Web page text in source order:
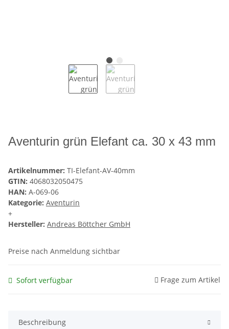
Aventurin grün Elefant ca. 30 x 43 mm
Artikelnummer: TI-Elefant-AV-40mm
GTIN: 4068032050475
HAN: A-069-06
Kategorie: Aventurin
+
Hersteller: Andreas Böttcher GmbH
Preise nach Anmeldung sichtbar
Sofort verfügbar Frage zum Artikel
Beschreibung